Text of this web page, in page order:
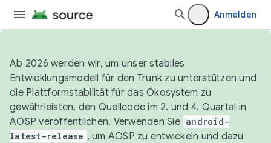
Anmelden
Ab 2026 werden wir, um unser stabiles
Entwicklungsmodell für den Trunk zu unterstützen und
die Plattformstabilität für das Ökosystem zu
gewährleisten, den Quellcode im 2. und 4. Quartal in
AOSP veröffentlichen. Verwenden Sie android-
latest-release , um AOSP zu entwickeln und dazu